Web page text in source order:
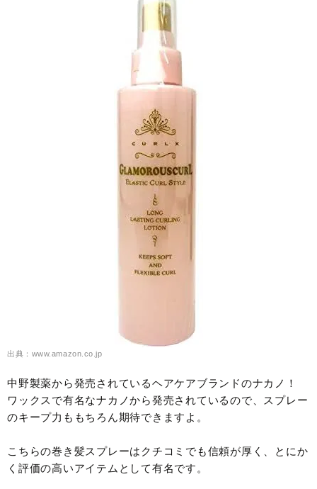
出典：www.amazon.co.jp
中野製薬から発売されているヘアケアブランドのナカノ！
ワックスで有名なナカノから発売されているので、スプレー
のキープ力ももちろん期待できますよ。
こちらの巻き髪スプレーはクチコミでも信頼が厚く、とにか
く評価の高いアイテムとして有名です。